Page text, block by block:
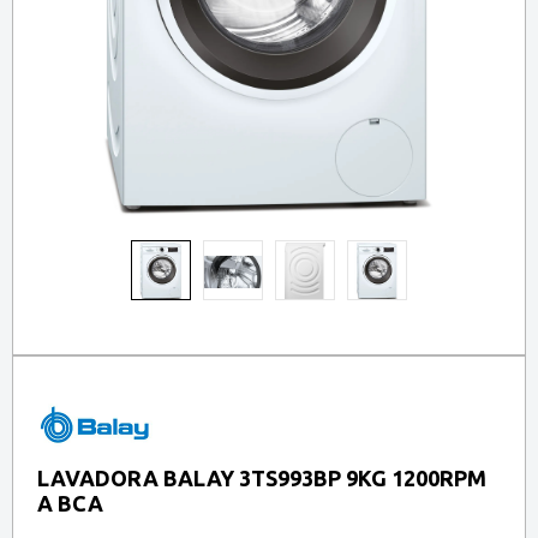
LAVADORA BALAY 3TS993BP 9KG 1200RPM
A BCA